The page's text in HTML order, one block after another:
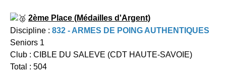
2ème Place (Médailles d'Argent)
Discipline : 832 - ARMES DE POING AUTHENTIQUES
Seniors 1
Club : CIBLE DU SALEVE (CDT HAUTE-SAVOIE)
Total : 504